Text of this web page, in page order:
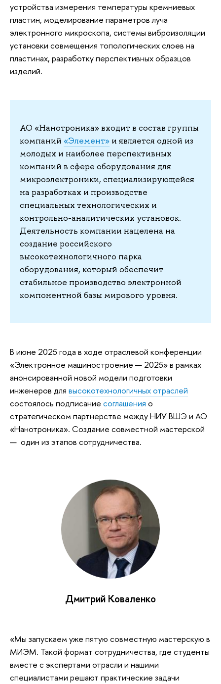
устройства измерения температуры кремниевых
пластин, моделирование параметров луча
электронного микроскопа, системы виброизоляции
установки совмещения топологических слоев на
пластинах, разработку перспективных образцов
изделий.
АО «Нанотроника» входит в состав группы
компаний «Элемент» и является одной из
молодых и наиболее перспективных
компаний в сфере оборудования для
микроэлектроники, специализирующейся
на разработках и производстве
специальных технологических и
контрольно-аналитических установок.
Деятельность компании нацелена на
создание российского
высокотехнологичного парка
оборудования, который обеспечит
стабильное производство электронной
компонентной базы мирового уровня.
В июне 2025 года в ходе отраслевой конференции
«Электронное машиностроение — 2025» в рамках
анонсированной новой модели подготовки
инженеров для высокотехнологичных отраслей
состоялось подписание соглашения о
стратегическом партнерстве между НИУ ВШЭ и АО
«Нанотроника». Создание совместной мастерской
— один из этапов сотрудничества.
Дмитрий Коваленко
«Мы запускаем уже пятую совместную мастерскую в
МИЭМ. Такой формат сотрудничества, где студенты
вместе с экспертами отрасли и нашими
специалистами решают практические задачи